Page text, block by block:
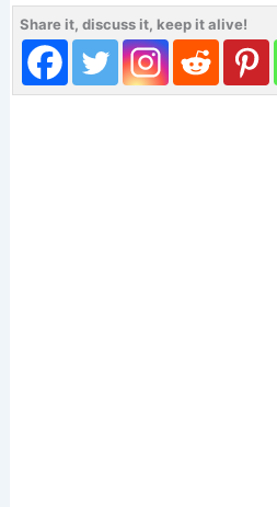
Share it, discuss it, keep it alive!